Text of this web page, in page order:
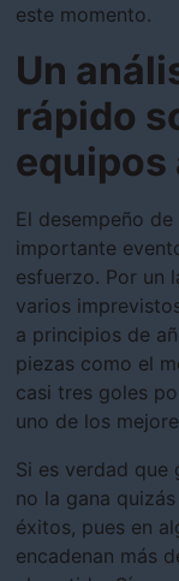
este momento.
Un
rápido
equipos
El desempeño
importante
esfuerzo. Por un
varios
a principios de
piezas como el
casi tres goles
uno de los
Si es verdad que
no la gana
éxitos, pues en
encadenan más